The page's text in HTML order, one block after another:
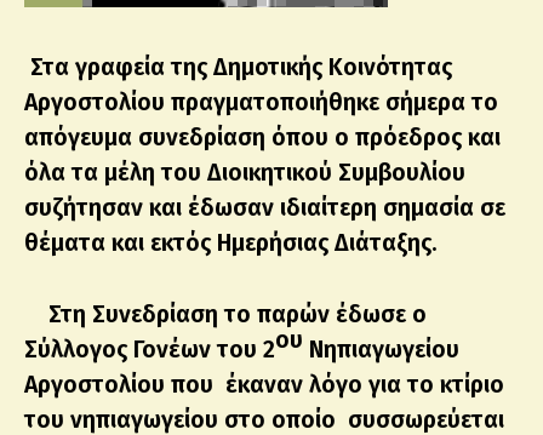
Στα γραφεία της Δημοτικής Κοινότητας
Αργοστολίου πραγματοποιήθηκε σήμερα το
απόγευμα συνεδρίαση όπου ο πρόεδρος και
όλα τα μέλη του Διοικητικού Συμβουλίου
συζήτησαν και έδωσαν ιδιαίτερη σημασία σε
θέματα και εκτός Ημερήσιας Διάταξης.
Στη Συνεδρίαση το παρών έδωσε ο
Σύλλογος Γονέων του 2ου Νηπιαγωγείου
Αργοστολίου που έκαναν λόγο για το κτίριο
του νηπιαγωγείου στο οποίο συσσωρεύεται